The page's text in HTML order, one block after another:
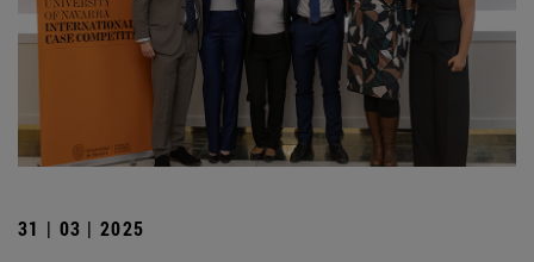
31 | 03 | 2025